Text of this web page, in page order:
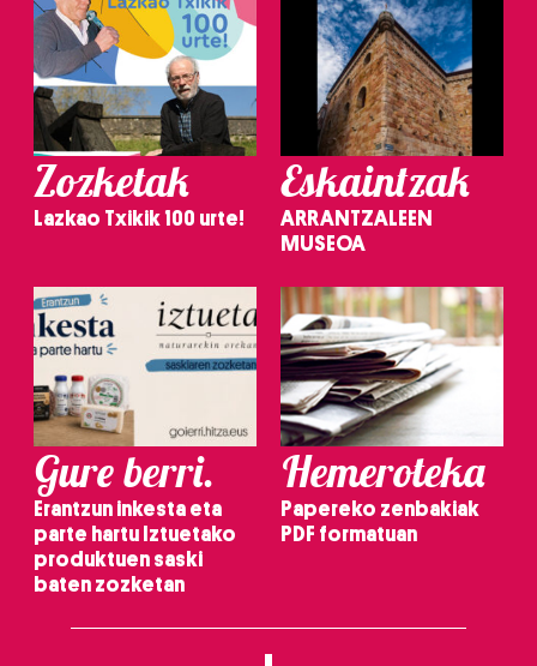
Zozketak
Lazkao Txikik 100 urte!
Eskaintzak
ARRANTZALEEN
MUSEOA
Gure berri.
Erantzun inkesta eta
parte hartu Iztuetako
produktuen saski
baten zozketan
Hemeroteka
Papereko zenbakiak
PDF formatuan